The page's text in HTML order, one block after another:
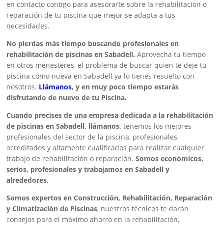
en contacto contigo para asesorarte sobre la rehabilitación o
reparación de tu piscina que mejor se adapta a tus
necesidades.
No pierdas más tiempo buscando profesionales en
rehabilitación de piscinas en Sabadell. Aprovecha tu tiempo
en otros menesteres, el problema de buscar quien te deje tu
piscina como nueva en Sabadell ya lo tienes resuelto con
nosotros. Llámanos, y en muy poco tiempo estarás
disfrutando de nuevo de tu Piscina.
Cuando precises de una empresa dedicada a la rehabilitación
de piscinas en Sabadell, llámanos, tenemos los mejores
profesionales del sector de la piscina, profesionales,
acreditados y altamente cualificados para realizar cualquier
trabajo de rehabilitación o reparación.Somos económicos,
serios, profesionales y trabajamos en Sabadell y
alrededores.
Somos expertos en Construcción, Rehabilitación, Reparación
y Climatización de Piscinas, nuestros técnicos te darán
consejos para el máximo ahorro en la rehabilitación,